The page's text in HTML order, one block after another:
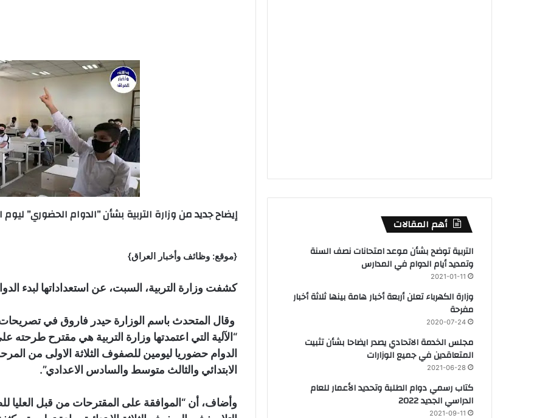
إيضاح جديد من وزارة التربية بشأن ’’الدوام الحضوري’’ ليوم
{موقع: وظائف وأخبار العراق}
كشفت وزارة التربية، السبت، عن استعداداتها لبدء
وقال المتحدث باسم الوزارة حيدر فاروق في
“الآلية التي اعتمدتها وزارة التربية هي مقترح طرحته
الدوام حضوريا ليومين للصفوف الثلاثة الاولى من
الابتدائي والثالث متوسط والسادس الاعدادي”.
وأضاف، أن “الموافقة على المقترحات من قبل العليا
أهم المقالات
التربية توضح بشأن موعد امتحانات نصف السنة
وتمديد أيام الدوام في المدارس
2021-01-11
وزارة الكهرباء تعلن أربعة أخبار هامة بينها ثلاثة أخبار
مفرحة
2020-07-24
مجلس الخدمة الاتحادي يصدر ايضاحا بشأن تثبيت
المتعاقدين في جميع الوزارات
2021-06-28
كتاب رسمي دوام الطلبة وتحديد الأعمار للعام
الدراسي الجديد 2022
2021-09-11